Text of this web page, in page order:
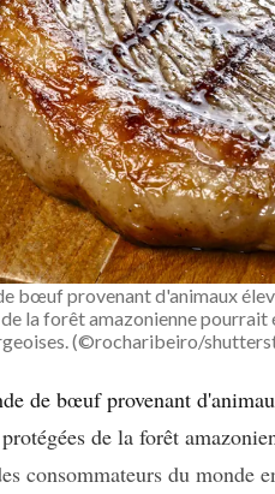
bœuf provenant d'animaux
la forêt amazonienne pourrait
(©rocharibeiro/
de bœuf provenant
de la forêt
consommateurs du monde